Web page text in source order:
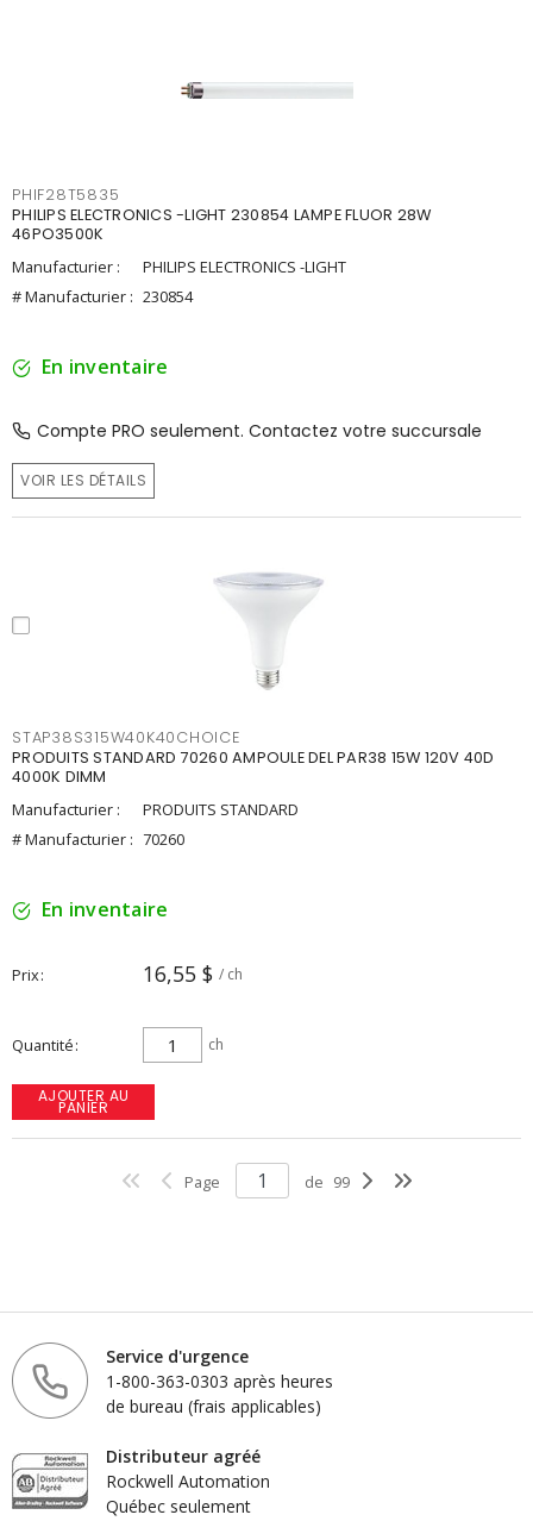
PHIF28T5835
PHILIPS ELECTRONICS -LIGHT 230854 LAMPE FLUOR 28W
46PO3500K
Manufacturier :
PHILIPS ELECTRONICS -LIGHT
# Manufacturier : 230854
En inventaire
Compte PRO seulement. Contactez votre succursale
VOIR LES DÉTAILS
STAP38S315W40K40CHOICE
PRODUITS STANDARD 70260 AMPOULE DEL PAR38 15W 120V 40D
4000K DIMM
Manufacturier :
PRODUITS STANDARD
# Manufacturier : 70260
En inventaire
Prix 16,55 $ / ch
Quantité ch
AJOUTER AU
PANIER
Page de 99
Service d'urgence
1-800-363-0303 après heures
de bureau (frais applicables)
Distributeur agréé
Rockwell Automation
Québec seulement